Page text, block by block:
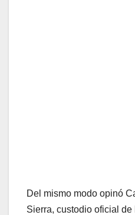
Del mismo modo opinó
Sierra, custodio oficial